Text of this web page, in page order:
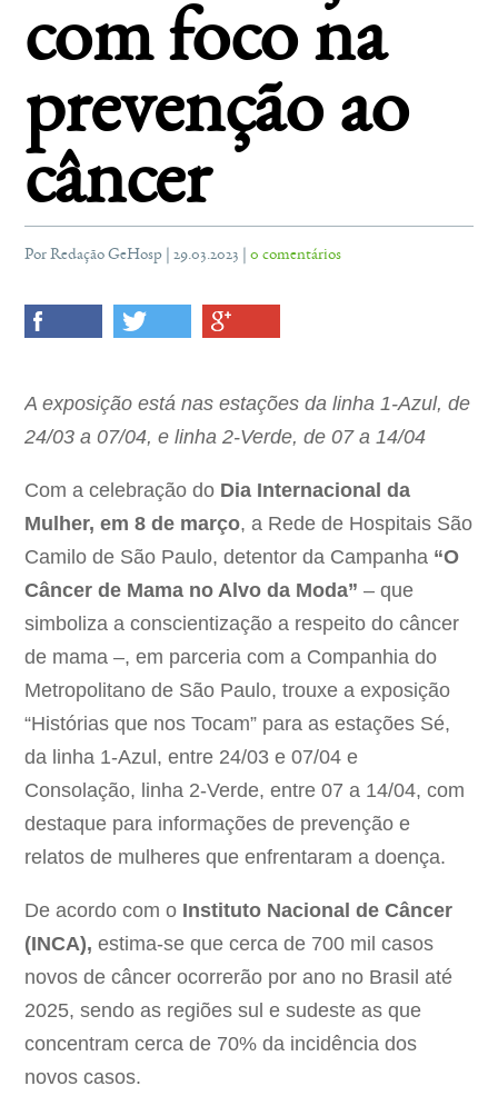
com foco na
prevenção ao
câncer
Por Redação GeHosp | 29.03.2023 |0 comentários
A exposição está nas estações da linha 1-Azul, de
24/03 a 07/04, e linha 2-Verde, de 07 a 14/04
Com a celebração do Dia Internacional da
Mulher, em 8 de março, a Rede de Hospitais São
Camilo de São Paulo, detentor da Campanha “O
Câncer de Mama no Alvo da Moda”– que
simboliza a conscientização a respeito do câncer
de mama –, em parceria com a Companhia do
Metropolitano de São Paulo, trouxe a exposição
“Histórias que nos Tocam” para as estações Sé,
da linha 1-Azul, entre 24/03 e 07/04 e
Consolação, linha 2-Verde, entre 07 a 14/04, com
destaque para informações de prevenção e
relatos de mulheres que enfrentaram a doença.
De acordo com o Instituto Nacional de Câncer
(INCA), estima-se que cerca de 700 mil casos
novos de câncer ocorrerão por ano no Brasil até
2025, sendo as regiões sul e sudeste as que
concentram cerca de 70% da incidência dos
novos casos.